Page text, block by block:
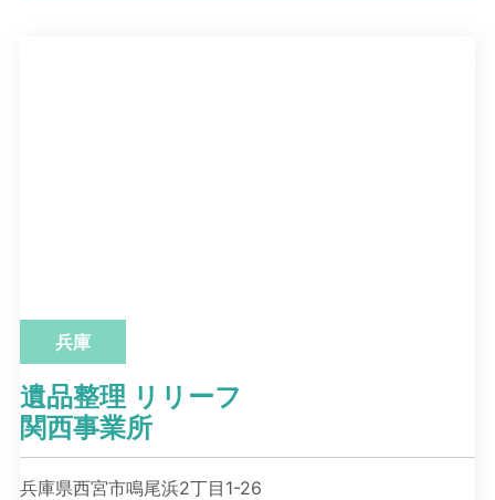
兵庫
遺品整理 リリーフ
関西事業所
兵庫県西宮市鳴尾浜2丁目1-26